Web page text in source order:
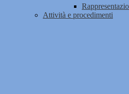
Attività e procedimenti